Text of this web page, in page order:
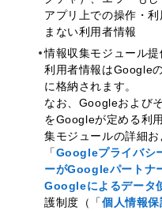
アプリ上での操作・
まない利用者情報
情報収集モジュール
利用者情報はGoogle
に格納されます。
なお、Googleおよび
をGoogleが定める利
集モジュールの詳細
「Googleプライバシ
ーがGoogleパートナ
Googleによるデータ
護制度（「個人情報